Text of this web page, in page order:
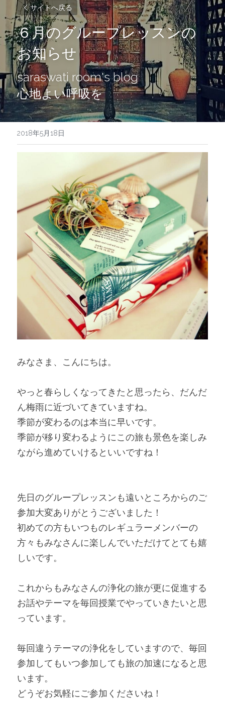
サイトへ戻る
６月のグループレッスンの
お知らせ
saraswati room's blog
心地よい呼吸を
2018年5月18日
みなさま、こんにちは。
やっと春らしくなってきたと思ったら、だんだ
ん梅雨に近づいてきていますね。
季節が変わるのは本当に早いです。
季節が移り変わるようにこの旅も景色を楽しみ
ながら進めていけるといいですね！
先日のグループレッスンも遠いところからのご
参加大変ありがとうございました！
初めての方もいつものレギュラーメンバーの
方々もみなさんに楽しんでいただけてとても嬉
しいです。
これからもみなさんの浄化の旅が更に促進する
お話やテーマを毎回授業でやっていきたいと思
っています。
毎回違うテーマの浄化をしていますので、毎回
参加してもいつ参加しても旅の加速になると思
います。
どうぞお気軽にご参加くださいね！